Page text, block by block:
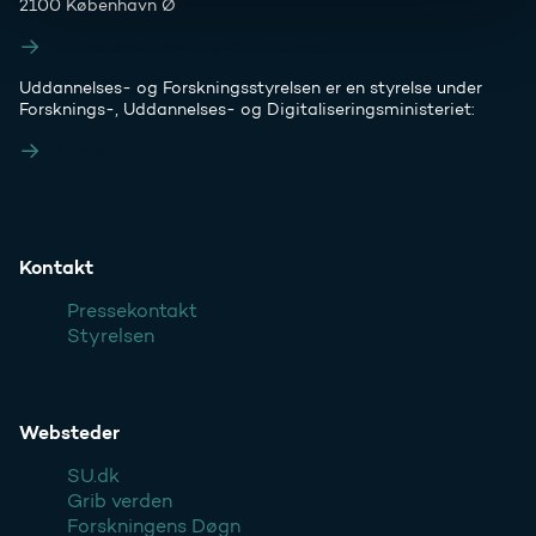
2100 København Ø
Uddannelses- og Forskningsstyrelsen er en styrelse under
Forsknings-, Uddannelses- og Digitaliseringsministeriet:
Kontakt
Pressekontakt
Styrelsen
Websteder
SU.dk
Grib verden
Forskningens Døgn